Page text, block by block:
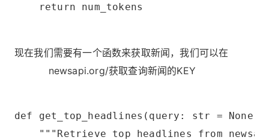
    return num_tokens
现在我们需要有一个函数来获取新闻，我们可以在
newsapi.org/获取查询新闻的KEY
def get_top_headlines(query: str =
"""Retrieve top headlines from